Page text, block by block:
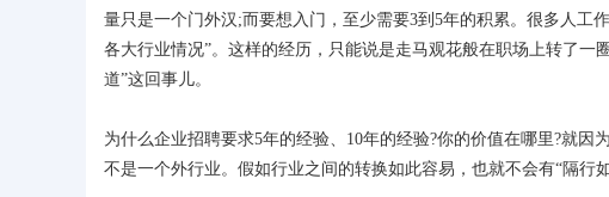
量只是一个门外汉;而要想入门，至少需要3到5年的积累。很多人工
各大行业情况”。这样的经历，只能说是走马观花般在职场上转了
道”这回事儿。
为什么企业招聘要求5年的经验、10年的经验?你的价值在哪里?就
不是一个外行业。假如行业之间的转换如此容易，也就不会有“隔行